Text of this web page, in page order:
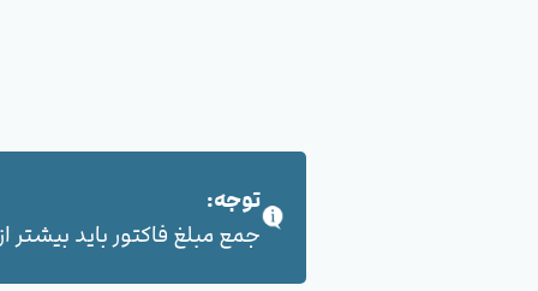
توجه:
جمع مبلغ فاکتور باید بیشتر از 100,000 هزار تومان